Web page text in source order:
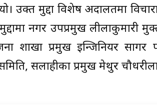
उक्त मुद्दा विशेष अदालतमा
नगर उपप्रमुख लीलाकुमारी
शाखा प्रमुख इन्जिनियर सागर
सर्लाहीका प्रमुख मेथुर